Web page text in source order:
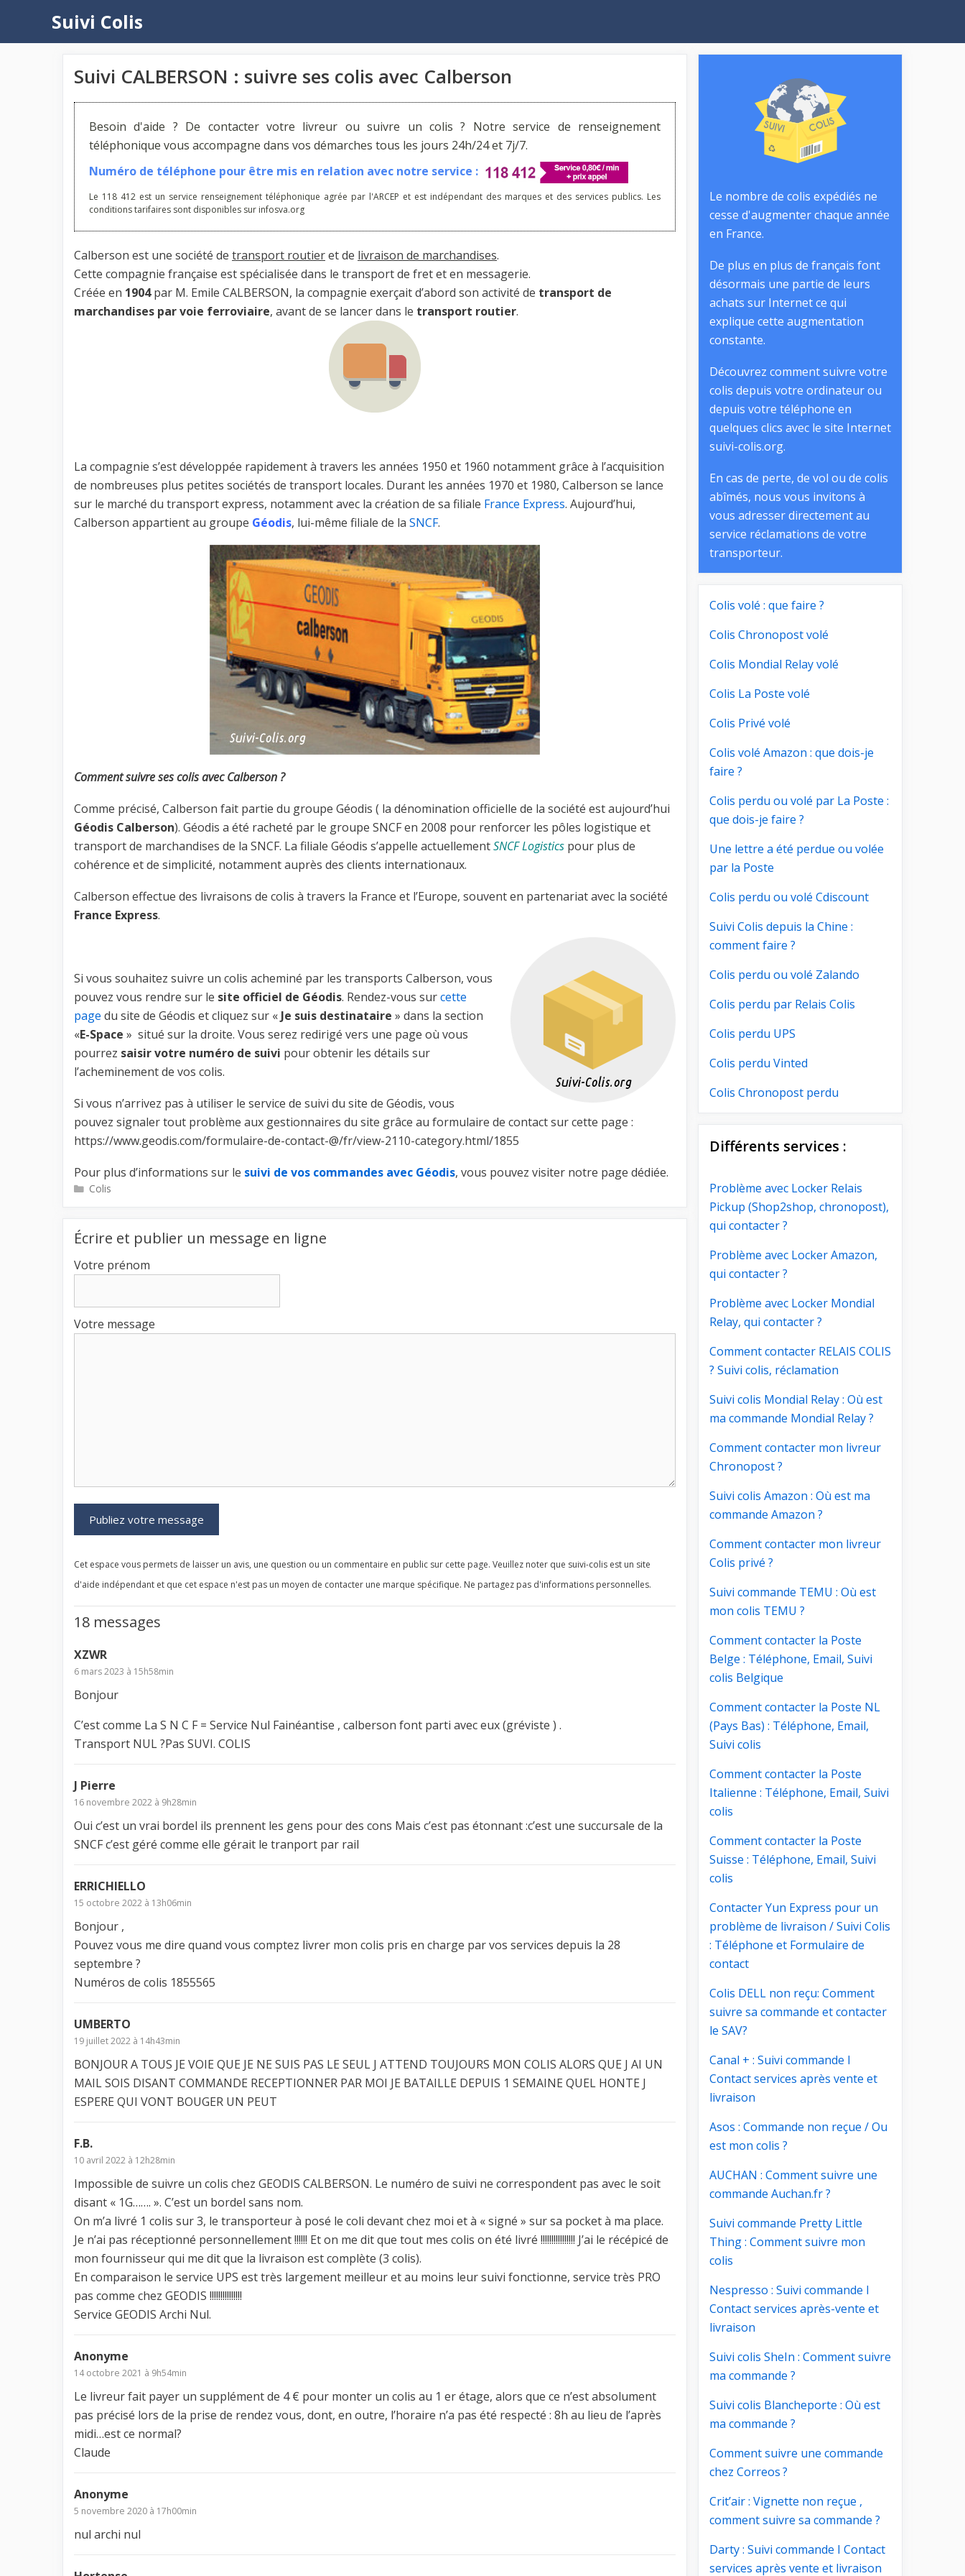
contenu
Suivi Colis
Suivi CALBERSON : suivre ses colis avec Calberson
Besoin d'aide ? De contacter votre livreur ou suivre un colis ? Notre service de renseignement
téléphonique vous accompagne dans vos démarches tous les jours 24h/24 et 7j/7.
Numéro de téléphone pour être mis en relation avec notre service :
Le 118 412 est un service renseignement téléphonique agrée par l'ARCEP et est indépendant des marques et des services publics. Les
conditions tarifaires sont disponibles sur infosva.org
Calberson est une société de transport routieret de livraison de marchandises.
Cette compagnie française est spécialisée dans le transport de fret et en messagerie.
Créée en 1904par M. Emile CALBERSON, la compagnie exerçait d’abord son activité de transport de
marchandises par voie ferroviaire, avant de se lancer dans le transport routier.
La compagnie s’est développée rapidement à travers les années 1950 et 1960 notamment grâce à l’acquisition
de nombreuses plus petites sociétés de transport locales. Durant les années 1970 et 1980, Calberson se lance
sur le marché du transport express, notamment avec la création de sa filiale France Express. Aujourd’hui,
Calberson appartient au groupe Géodis, lui-même filiale de la SNCF.
Comment suivre ses colis avec Calberson ?
Comme précisé, Calberson fait partie du groupe Géodis ( la dénomination officielle de la société est aujourd’hui
Géodis Calberson). Géodis a été racheté par le groupe SNCF en 2008 pour renforcer les pôles logistique et
transport de marchandises de la SNCF. La filiale Géodis s’appelle actuellementSNCF Logistics pour plus de
cohérence et de simplicité, notamment auprès des clients internationaux.
Calberson effectue des livraisons de colis à travers la France et l’Europe, souvent en partenariat avec la société
France Express.
Si vous souhaitez suivre un colis acheminé par les transports Calberson, vous
pouvez vous rendre sur le site officiel de Géodis. Rendez-vous surcette
page du site de Géodis et cliquez sur « Je suis destinataire » dans la section
«E-Space » situé sur la droite. Vous serez redirigé vers une page où vous
pourrez saisir votre numéro de suivi pour obtenir les détails sur
l’acheminement de vos colis.
Si vous n’arrivez pas à utiliser le service de suivi du site de Géodis, vous
pouvez signaler tout problème aux gestionnaires du site grâce au formulaire de contact sur cette page :
https://www.geodis.com/formulaire-de-contact-@/fr/view-2110-category.html/1855
Pour plus d’informations sur le suivi de vos commandes avec Géodis, vous pouvez visiter notre page dédiée.
Catégories
Colis
Écrire et publier un message en ligne
Votre prénom
Votre message
Cet espace vous permets de laisser un avis, une question ou un commentaire en public sur cette page. Veuillez noter que suivi-colis est un site
d'aide indépendant et que cet espace n'est pas un moyen de contacter une marque spécifique. Ne partagez pas d'informations personnelles.
18 messages
XZWR
6 mars 2023 à 15h58min
Bonjour
C’est comme La S N C F = Service Nul Fainéantise , calberson font parti avec eux (gréviste ) .
Transport NUL ?Pas SUVI. COLIS
J Pierre
16 novembre 2022 à 9h28min
Oui c’est un vrai bordel ils prennent les gens pour des cons Mais c’est pas étonnant :c’est une succursale de la
SNCF c’est géré comme elle gérait le tranport par rail
ERRICHIELLO
15 octobre 2022 à 13h06min
Bonjour ,
Pouvez vous me dire quand vous comptez livrer mon colis pris en charge par vos services depuis la 28
septembre ?
Numéros de colis 1855565
UMBERTO
19 juillet 2022 à 14h43min
BONJOUR A TOUS JE VOIE QUE JE NE SUIS PAS LE SEUL J ATTEND TOUJOURS MON COLIS ALORS QUE J AI UN
MAIL SOIS DISANT COMMANDE RECEPTIONNER PAR MOI JE BATAILLE DEPUIS 1 SEMAINE QUEL HONTE J
ESPERE QUI VONT BOUGER UN PEUT
F.B.
10 avril 2022 à 12h28min
Impossible de suivre un colis chez GEODIS CALBERSON. Le numéro de suivi ne correspondent pas avec le soit
disant « 1G……. ». C’est un bordel sans nom.
On m’a livré 1 colis sur 3, le transporteur à posé le coli devant chez moi et à « signé » sur sa pocket à ma place.
Je n’ai pas réceptionné personnellement !!!!!! Et on me dit que tout mes colis on été livré !!!!!!!!!!!!!!!! J’ai le récépicé de
mon fournisseur qui me dit que la livraison est complète (3 colis).
En comparaison le service UPS est très largement meilleur et au moins leur suivi fonctionne, service très PRO
pas comme chez GEODIS !!!!!!!!!!!!!!!
Service GEODIS Archi Nul.
Anonyme
14 octobre 2021 à 9h54min
Le livreur fait payer un supplément de 4 € pour monter un colis au 1 er étage, alors que ce n’est absolument
pas précisé lors de la prise de rendez vous, dont, en outre, l’horaire n’a pas été respecté : 8h au lieu de l’après
midi…est ce normal?
Claude
Anonyme
5 novembre 2020 à 17h00min
nul archi nul
Le nombre de colis expédiés ne
cesse d'augmenter chaque année
en France.
De plus en plus de français font
désormais une partie de leurs
achats sur Internet ce qui
explique cette augmentation
constante.
Découvrez comment suivre votre
colis depuis votre ordinateur ou
depuis votre téléphone en
quelques clics avec le site Internet
suivi-colis.org.
En cas de perte, de vol ou de colis
abîmés, nous vous invitons à
vous adresser directement au
service réclamations de votre
transporteur.
Colis volé : que faire ?
Colis Chronopost volé
Colis Mondial Relay volé
Colis La Poste volé
Colis Privé volé
Colis volé Amazon : que dois-je
faire ?
Colis perdu ou volé par La Poste :
que dois-je faire ?
Une lettre a été perdue ou volée
par la Poste
Colis perdu ou volé Cdiscount
Suivi Colis depuis la Chine :
comment faire ?
Colis perdu ou volé Zalando
Colis perdu par Relais Colis
Colis perdu UPS
Colis perdu Vinted
Colis Chronopost perdu
Différents services :
Problème avec Locker Relais
Pickup (Shop2shop, chronopost),
qui contacter ?
Problème avec Locker Amazon,
qui contacter ?
Problème avec Locker Mondial
Relay, qui contacter ?
Comment contacter RELAIS COLIS
? Suivi colis, réclamation
Suivi colis Mondial Relay : Où est
ma commande Mondial Relay ?
Comment contacter mon livreur
Chronopost ?
Suivi colis Amazon : Où est ma
commande Amazon ?
Comment contacter mon livreur
Colis privé ?
Suivi commande TEMU : Où est
mon colis TEMU ?
Comment contacter la Poste
Belge : Téléphone, Email, Suivi
colis Belgique
Comment contacter la Poste NL
(Pays Bas) : Téléphone, Email,
Suivi colis
Comment contacter la Poste
Italienne : Téléphone, Email, Suivi
colis
Comment contacter la Poste
Suisse : Téléphone, Email, Suivi
colis
Contacter Yun Express pour un
problème de livraison / Suivi Colis
: Téléphone et Formulaire de
contact
Colis DELL non reçu: Comment
suivre sa commande et contacter
le SAV?
Canal + : Suivi commande I
Contact services après vente et
livraison
Asos : Commande non reçue / Ou
est mon colis ?
AUCHAN : Comment suivre une
commande Auchan.fr ?
Suivi commande Pretty Little
Thing : Comment suivre mon
colis
Nespresso : Suivi commande I
Contact services après-vente et
livraison
Suivi colis SheIn : Comment suivre
ma commande ?
Suivi colis Blancheporte : Où est
ma commande ?
Comment suivre une commande
chez Correos ?
Crit’air : Vignette non reçue ,
comment suivre sa commande ?
Darty : Suivi commande I Contact
services après vente et livraison